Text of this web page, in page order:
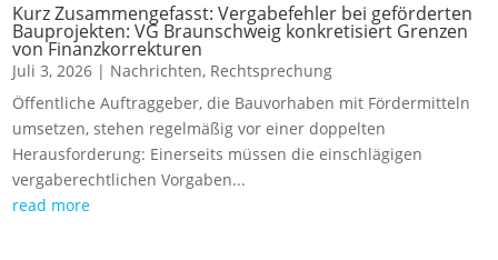
Kurz Zusammengefasst: Vergabefehler bei geförderten
Bauprojekten: VG Braunschweig konkretisiert Grenzen
von Finanzkorrekturen
Juli 3, 2026 | Nachrichten, Rechtsprechung
Öffentliche Auftraggeber, die Bauvorhaben mit Fördermitteln
umsetzen, stehen regelmäßig vor einer doppelten
Herausforderung: Einerseits müssen die einschlägigen
vergaberechtlichen Vorgaben...
read more